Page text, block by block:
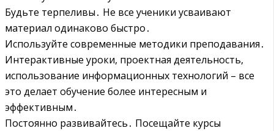
Будьте терпеливы․ Не все ученики усваивают
материал одинаково быстро․
Используйте современные методики преподавания․
Интерактивные уроки, проектная деятельность,
использование информационных технологий – все
это делает обучение более интересным и
эффективным․
Постоянно развивайтесь․ Посещайте курсы